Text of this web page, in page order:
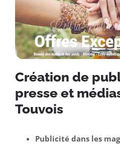
Création de
presse et
Touvois
Publicité dans les